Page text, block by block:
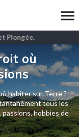
Plongée.
où
habiter sur Terre ?
tous les
hobbies de